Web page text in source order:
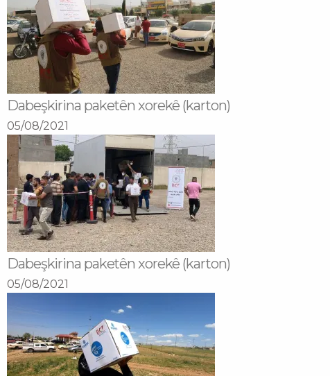
Dabeşkirina paketên xorekê (karton)
05/08/2021
Dabeşkirina paketên xorekê (karton)
05/08/2021